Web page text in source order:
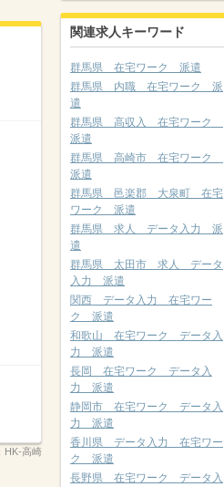
HK-高崎
関連求人キーワード
群馬県 在宅ワーク 派遣
群馬県 内職 在宅ワーク 派
遣
群馬県 高収入 在宅ワーク
派遣
群馬県 高崎市 在宅ワーク
派遣
群馬県 邑楽郡 大泉町 在宅
ワーク 派遣
群馬県 求人 データ入力 派
遣
群馬県 太田市 求人 データ
入力 派遣
関西 データ入力 在宅ワー
ク 派遣
和歌山 在宅ワーク データ入
力 派遣
長岡 在宅ワーク データ入
力 派遣
静岡市 在宅ワーク データ入
力 派遣
香川県 データ入力 在宅ワー
ク 派遣
長野県 在宅ワーク データ入